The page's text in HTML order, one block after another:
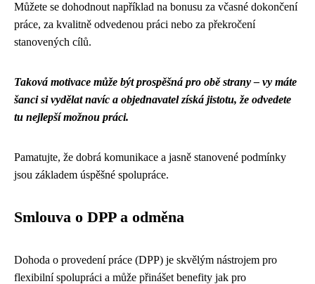
Můžete se dohodnout například na bonusu za včasné dokončení
práce, za kvalitně odvedenou práci nebo za překročení
stanovených cílů.
Taková motivace může být prospěšná pro obě strany – vy máte
šanci si vydělat navíc a objednavatel získá jistotu, že odvedete
tu nejlepší možnou práci.
Pamatujte, že dobrá komunikace a jasně stanovené podmínky
jsou základem úspěšné spolupráce.
Smlouva o DPP a odměna
Dohoda o provedení práce (DPP) je skvělým nástrojem pro
flexibilní spolupráci a může přinášet benefity jak pro